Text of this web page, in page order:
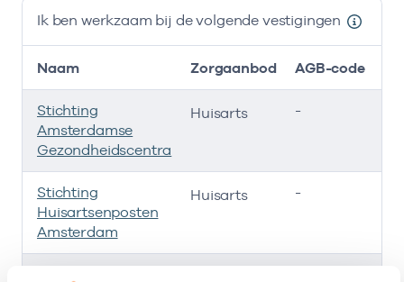
Ik ben werkzaam bij de volgende vestigingen
Naam Zorgaanbod AGB-code
Stichting
Amsterdamse
Gezondheidscentra
Huisarts -
Stichting
Huisartsenposten
Amsterdam
Huisarts -